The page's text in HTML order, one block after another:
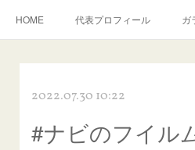
HOME 代表プロフィール ガ
飛び石施工料金について
当店へのアクセス 建築ガラスキズ
2022.07.30 10:22
#ナビのフイル